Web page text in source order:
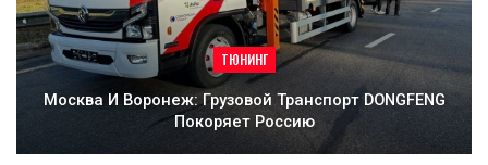
ТЮНИНГ
Москва И Воронеж: Грузовой Транспорт DONGFENG
Покоряет Россию